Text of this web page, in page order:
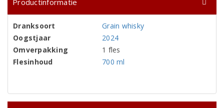
Productinformatie
Dranksoort
Grain whisky
Oogstjaar
2024
Omverpakking
1 fles
Flesinhoud
700 ml